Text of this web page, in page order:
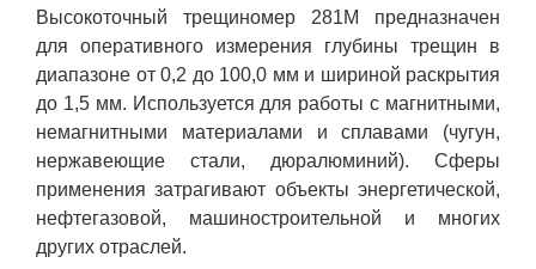
Высокоточный трещиномер 281М предназначен
для оперативного измерения глубины трещин в
диапазоне от 0,2 до 100,0 мм и шириной раскрытия
до 1,5 мм. Используется для работы с магнитными,
немагнитными материалами и сплавами (чугун,
нержавеющие стали, дюралюминий). Сферы
применения затрагивают объекты энергетической,
нефтегазовой, машиностроительной и многих
других отраслей.